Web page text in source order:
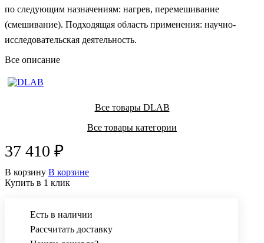
по следующим назначениям: нагрев, перемешивание
(смешивание). Подходящая область применения: научно-
исследовательская деятельность.
Все описание
Все товары DLAB
Все товары категории
37 410 ₽
В корзину В корзине
Купить в 1 клик
Есть в наличии
Рассчитать доставку